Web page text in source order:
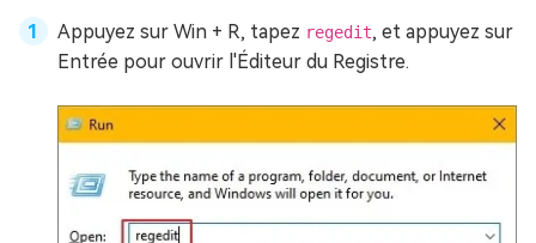
Appuyez sur Win + R, tapez regedit, et appuyez sur
Entrée pour ouvrir l'Éditeur du Registre.